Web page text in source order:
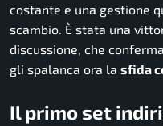
costante e una gestione
scambio. È stata una
discussione, che
gli spalanca ora la sfida
Il primo set